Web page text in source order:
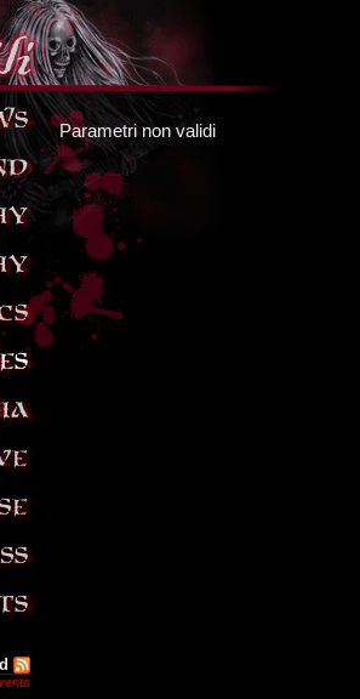
Parametri non validi